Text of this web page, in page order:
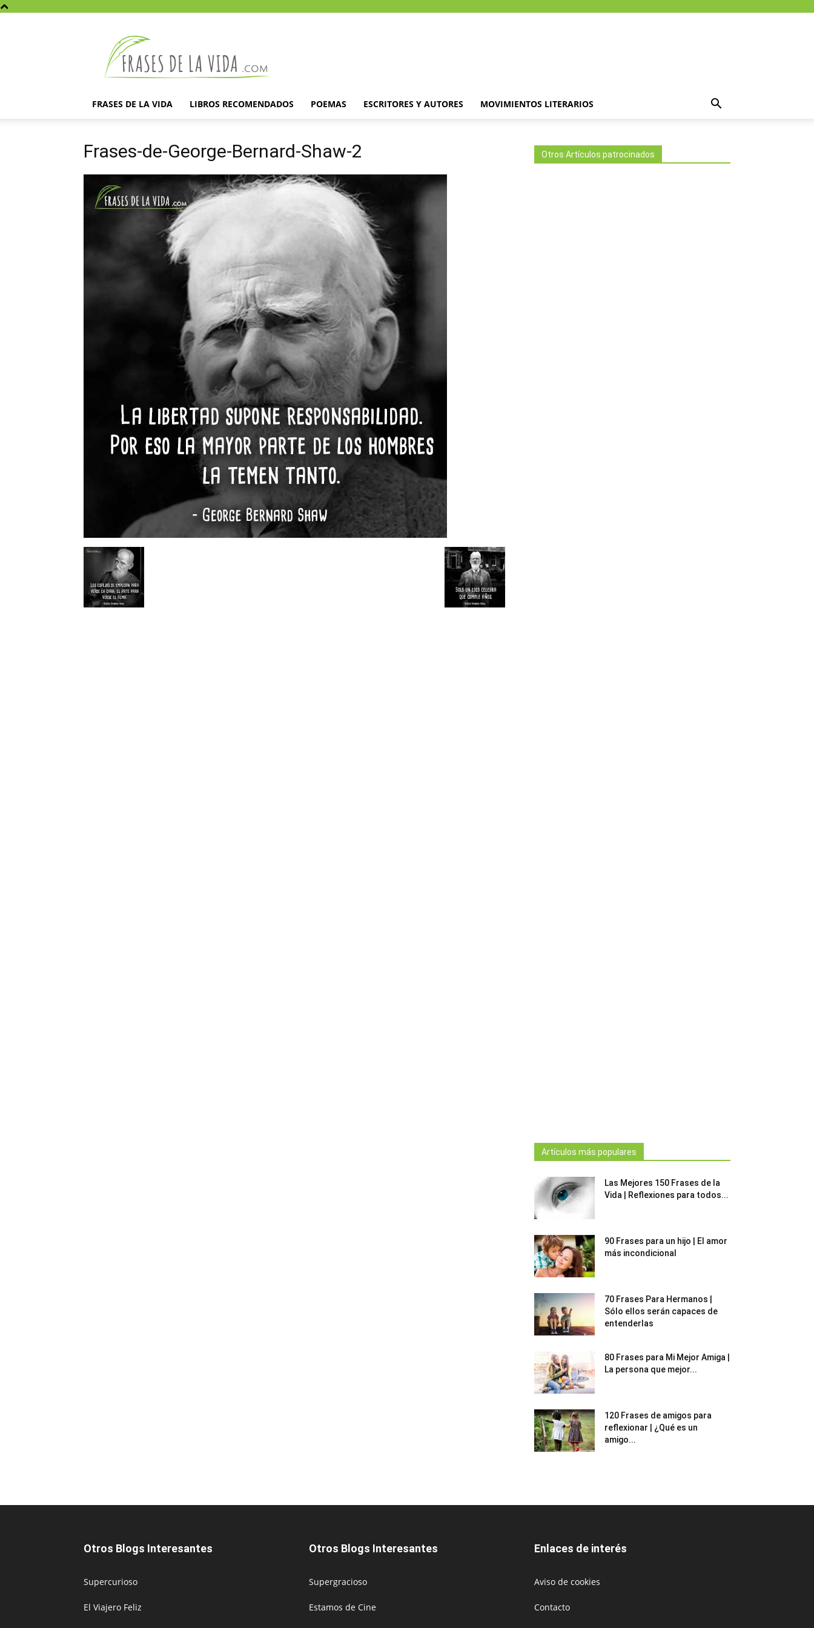
la
vida
FRASES DE LA VIDA LIBROS RECOMENDADOS POEMAS ESCRITORES Y AUTORES MOVIMIENTOS LITERARIOS
Frases-de-George-Bernard-Shaw-2 Otros Artículos patrocinados
Artículos más populares
Las Mejores 150 Frases de la
Vida | Reflexiones para todos...
90 Frases para un hijo | El amor
más incondicional
70 Frases Para Hermanos |
Sólo ellos serán capaces de
entenderlas
80 Frases para Mi Mejor Amiga |
La persona que mejor...
120 Frases de amigos para
reflexionar | ¿Qué es un
amigo...
Otros Blogs Interesantes
Supercurioso
El Viajero Feliz
Otros Blogs Interesantes
Supergracioso
Estamos de Cine
Enlaces de interés
Aviso de cookies
Contacto